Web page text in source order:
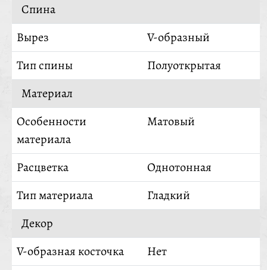
Спина
Вырез
V-образный
Тип спины
Полуоткрытая
Материал
Особенности
материала
Матовый
Расцветка
Однотонная
Тип материала
Гладкий
Декор
V-образная косточка
Нет